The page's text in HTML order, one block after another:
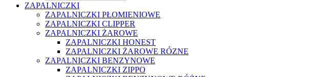
ZAPALNICZKI
ZAPALNICZKI PŁOMIENIOWE
ZAPALNICZKI CLIPPER
ZAPALNICZKI ŻAROWE
ZAPALNICZKI HONEST
ZAPALNICZKI ŻAROWE RÓZNE
ZAPALNICZKI BENZYNOWE
ZAPALNICZKI ZIPPO